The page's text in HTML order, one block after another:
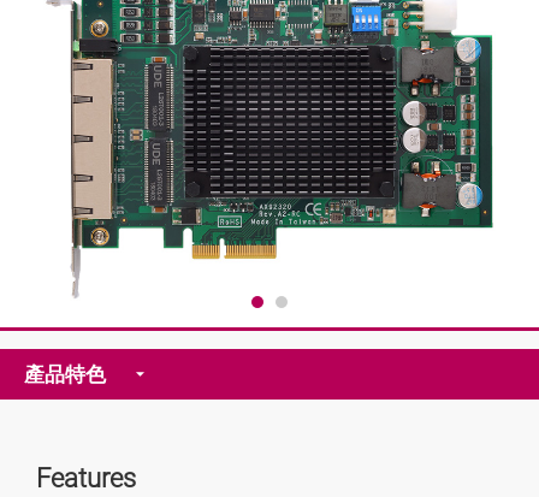
產品特色
Features